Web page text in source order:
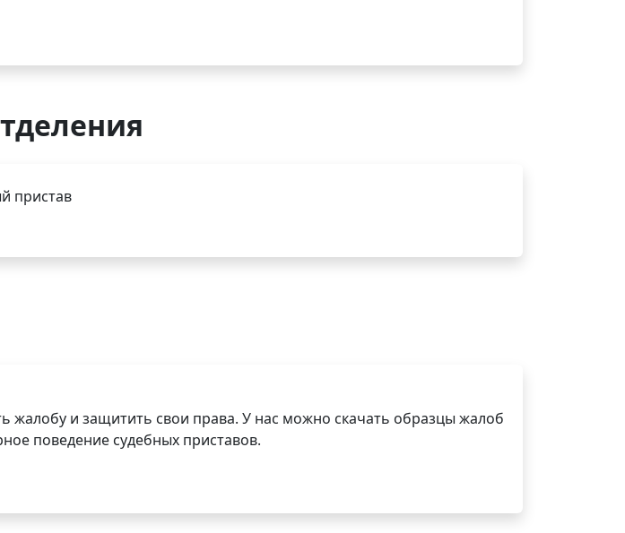
пристав
и защитить свои права. У нас можно скачать образцы жалоб
поведение судебных приставов.